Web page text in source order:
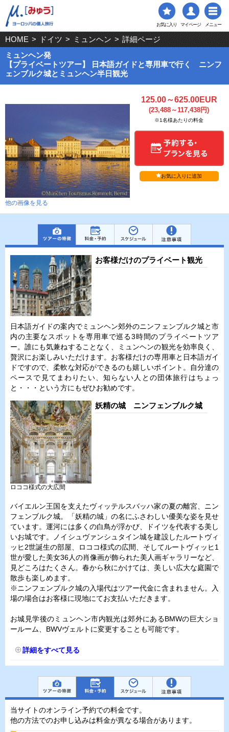
お気に入り マイページ メニュー
HOME > ドイツ > ミュンヘン > 詳細ページ
ミュンヘン発
【プライベートツアー】 日本語ガイドと専用車で行く ニンフ
ェンブルク城とミュンヘン半日観光
他の画像を見る
125.00～625.00EUR
(23,488～117,438円)
※1名様あたりの料金
お気に入りに追加
お客様だけのプライベート観光
日本語ガイドの案内でミュンヘン郊外のニンフェンブルク城と市
内の主要なスポットを専用車で巡る3時間のプライベートツア
ー。誰にも気兼ねすることなく、ミュンヘンの観光を効率良く、
贅沢にお楽しみいただけます。お客様だけの専用車と日本語ガイ
ドですので、柔軟な対応ができるのも嬉しいポイント。自分達の
ペースで見てまわりたい、知らない人との団体旅行はちょっ
と・・・という方にもぜひお勧めです。
妖精の城 ニンフェンブルク城
ロココ様式の大広間
バイエルン王国を支えたヴィッテルスバッハ家の夏の離宮、ニン
フェンブルク城。「妖精の城」の名にふさわしい優美な姿を見せ
ています。運河には多くの白鳥が浮かび、ドイツを代表する美し
いお城です。ノイシュヴァンシュタイン城を建設したルートヴィ
ッヒ2世誕生の部屋、ロココ様式の広間、そしてルートヴィッヒ1
世が愛した美女36人の肖像画が飾られた美人画ギャラリーなど、
見どころはたくさん。春から秋にかけては、美しい広大な庭園で
散歩も楽しめます。
※ニンフェンブルク城の入場代はツアー代金に含まれません。入
場の場合はお客様に現地にてお支払いただきます。
お城見学後のミュンヘン市内観光は郊外にあるBMWの巨大ショ
ールーム、BWVヴェルトに変更することも可能です。
詳細をすべて見る
当サイトのオンライン予約での料金です。
他の方法でのお申し込みは料金が異なる場合があります。